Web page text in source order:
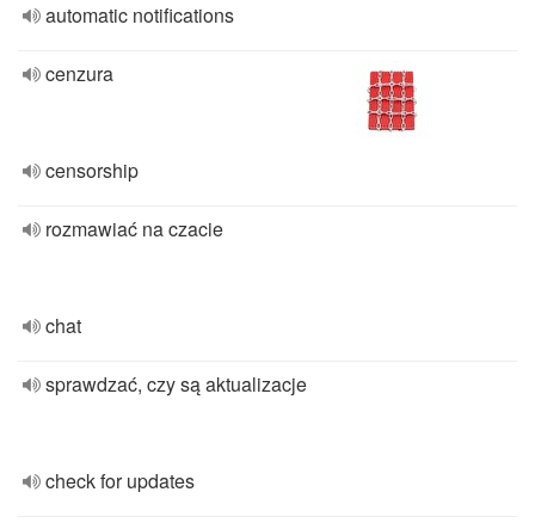
automatic notifications
cenzura
censorship
rozmawiać na czacie
chat
sprawdzać, czy są aktualizacje
check for updates